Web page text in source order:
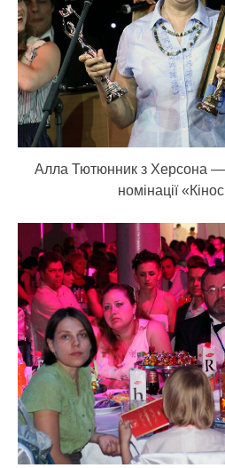
Алла Тютюнник з Херсона —
номінації